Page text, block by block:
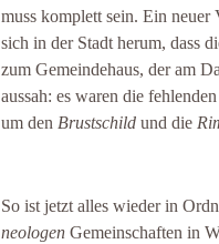
muss komplett sein. Ein neuer
sich in der Stadt herum, dass
zum Gemeindehaus, der am
aussah: es waren die
um den Brustschild und die
So ist jetzt alles wieder in
neologen Gemeinschaften in